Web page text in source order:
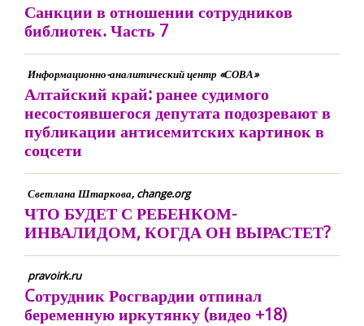
Санкции в отношении сотрудников
библиотек. Часть 7
Информационно-аналитический центр «СОВА»
Алтайский край: ранее судимого
несостоявшегося депутата подозревают в
публикации антисемитских картинок в
соцсети
Светлана Штаркова, change.org
ЧТО БУДЕТ С РЕБЕНКОМ-
ИНВАЛИДОМ, КОГДА ОН ВЫРАСТЕТ?
pravoirk.ru
Cотрудник Росгвардии отпинал
беременную иркутянку (видео +18)